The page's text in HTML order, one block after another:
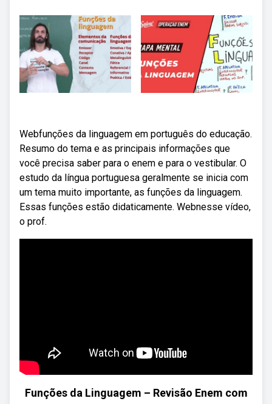
Webfunções da linguagem em português do educação.
Resumo do tema e as principais informações que
você precisa saber para o enem e para o vestibular. O
estudo da língua portuguesa geralmente se inicia com
um tema muito importante, as funções da linguagem.
Essas funções estão didaticamente. Webnesse vídeo,
o prof.
Funções da Linguagem – Revisão Enem com